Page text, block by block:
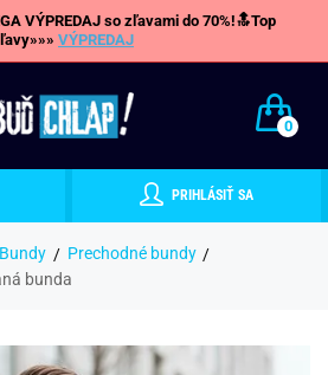
VÝPREDAJ so zľavami do 70%!🔝Top
VÝPREDAJ
0
PRIHLÁSIŤ SA
Bundy
Prechodné bundy
bunda